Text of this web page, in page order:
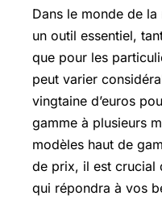
Dans le monde de
un outil essentiel,
que pour les
peut varier
vingtaine d’euros
gamme à plusieurs
modèles haut de
de prix, il est crucial
qui répondra à vos